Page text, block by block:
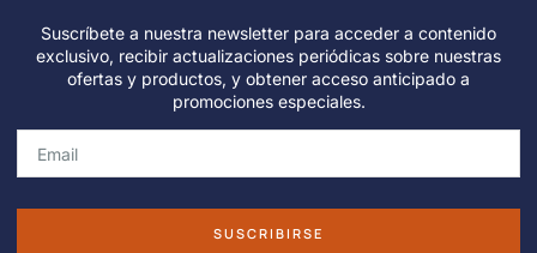
Suscríbete a nuestra newsletter para acceder a contenido
exclusivo, recibir actualizaciones periódicas sobre nuestras
ofertas y productos, y obtener acceso anticipado a
promociones especiales.
SUSCRIBIRSE